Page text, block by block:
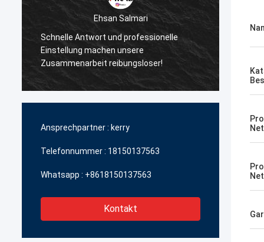
Ehsan Salmari
Schnelle Antwort und professionelle
Einstellung machen unsere
Zusammenarbeit reibungsloser!
Ansprechpartner : kerry
Telefonnummer : 18150137563
Whatsapp : +8618150137563
Kontakt